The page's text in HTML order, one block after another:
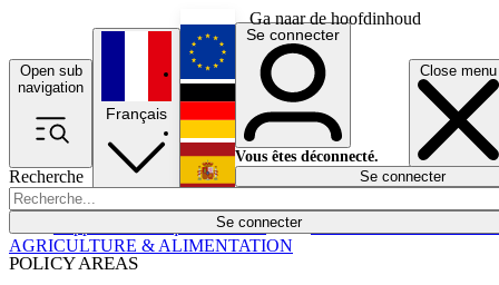
Ga naar de hoofdinhoud
Open sub
navigation
Close menu
Recherche
Se connecter
POLICY AREAS
Économie
Français
English
Deutsch
Español
Se connecter
Vous êtes déconnecté.
Se connecter
AGRICULTURE & ALIMENTATION